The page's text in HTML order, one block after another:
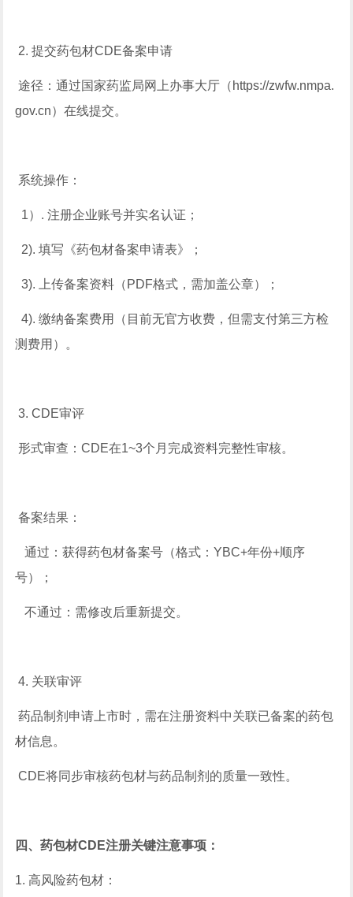
2. 提交药包材CDE备案申请
途径：通过国家药监局网上办事大厅（https://zwfw.nmpa.
gov.cn）在线提交。
系统操作：
1）. 注册企业账号并实名认证；
2). 填写《药包材备案申请表》；
3). 上传备案资料（PDF格式，需加盖公章）；
4). 缴纳备案费用（目前无官方收费，但需支付第三方检
测费用）。
3. CDE审评
形式审查：CDE在1~3个月完成资料完整性审核。
备案结果：
通过：获得药包材备案号（格式：YBC+年份+顺序
号）；
不通过：需修改后重新提交。
4. 关联审评
药品制剂申请上市时，需在注册资料中关联已备案的药包
材信息。
CDE将同步审核药包材与药品制剂的质量一致性。
四、药包材CDE注册关键注意事项：
1. 高风险药包材：